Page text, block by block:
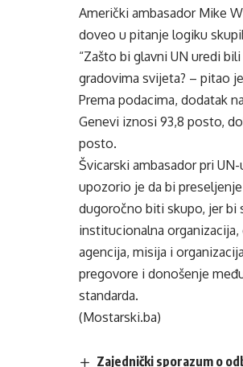
Američki ambasador Mike
doveo u pitanje logiku
“Zašto bi glavni UN uredi
gradovima svijeta? – pitao
Prema podacima, dodatak
Genevi iznosi 93,8 posto,
posto.
Švicarski ambasador pri
upozorio je da bi
dugoročno biti skupo, jer bi
institucionalna
agencija, misija i
pregovore i donošenje
standarda.
(Mostarski.ba)
Zajednički sporazum o